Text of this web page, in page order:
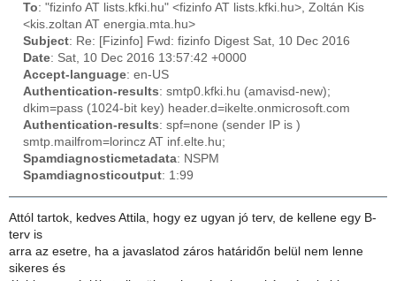
To: "fizinfo AT lists.kfki.hu" <fizinfo AT lists.kfki.hu>, Zoltán Kis
<kis.zoltan AT energia.mta.hu>
Subject: Re: [Fizinfo] Fwd: fizinfo Digest Sat, 10 Dec 2016
Date: Sat, 10 Dec 2016 13:57:42 +0000
Accept-language: en-US
Authentication-results: smtp0.kfki.hu (amavisd-new);
dkim=pass (1024-bit key) header.d=ikelte.onmicrosoft.com
Authentication-results: spf=none (sender IP is )
smtp.mailfrom=lorincz AT inf.elte.hu;
Spamdiagnosticmetadata: NSPM
Spamdiagnosticoutput: 1:99
Attól tartok, kedves Attila, hogy ez ugyan jó terv, de kellene egy B-
terv is
arra az esetre, ha a javaslatod záros határidőn belül nem lenne
sikeres és